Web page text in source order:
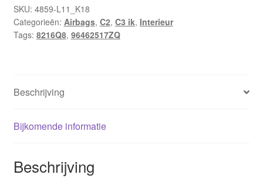
links
Citroën
C2
aantal
SKU: 4859-L11_K18
Categorieën: Airbags, C2, C3 ik, Interieur
Tags: 8216Q8, 96462517ZQ
Beschrijving
Bijkomende informatie
Beschrijving